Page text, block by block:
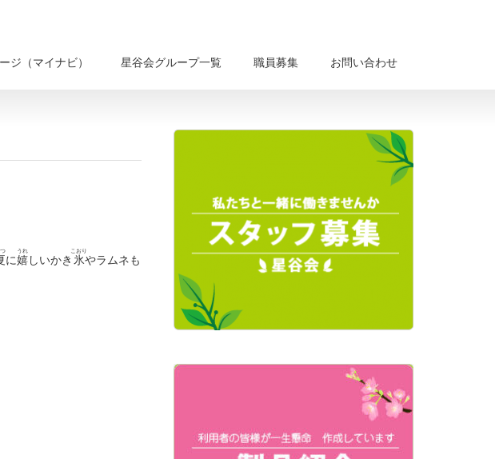
ジ（マイナビ） 星谷会グループ一覧 職員募集 お問い合わせ
に嬉
うれ
しいかき 氷
こおり
やラムネも